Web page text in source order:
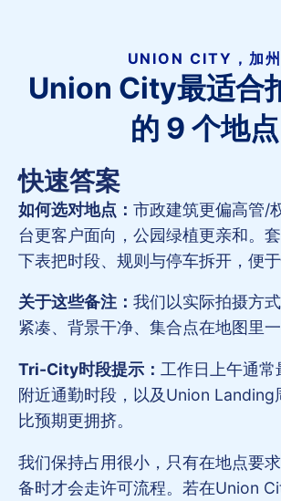
UNION CITY，加州
Union City最适合
的 9 个地点
快速答案
如何选对地点： 市政建筑更偏高管/
台更客户面向，公园绿植更亲和。
下表把时段、规则与停车拆开，便于
关于这些备注： 我们以实际拍摄方
紧凑、背景干净、集合点在地图里一
Tri-City时段提示： 工作日上午通常
附近通勤时段，以及Union Landing
比预期更拥挤。
我们保持占用很小，只有在地点要
备时才会走许可流程。若在Union